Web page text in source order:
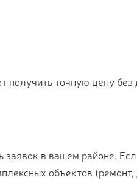
получить точную цену
в вашем районе.
объектов